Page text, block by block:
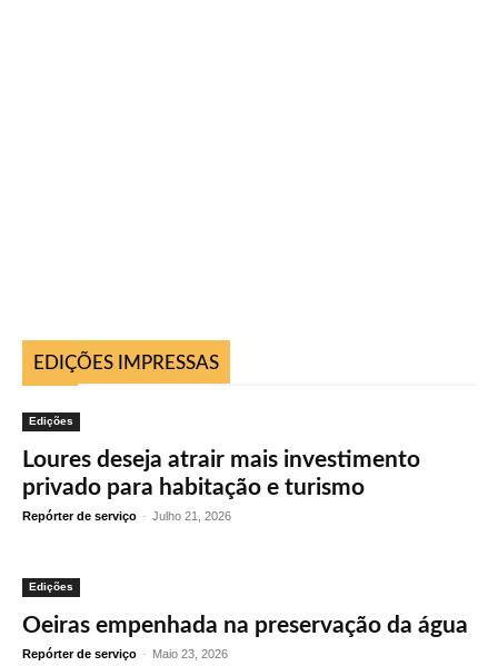
EDIÇÕES IMPRESSAS
Edições
Loures deseja atrair mais investimento
privado para habitação e turismo
Repórter de serviço - Julho 21, 2026
Edições
Oeiras empenhada na preservação da água
Repórter de serviço - Maio 23, 2026